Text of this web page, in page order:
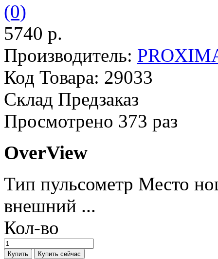
(0)
5740 р.
Производитель:
Код Товара: 29033
Склад Предзаказ
Просмотрено 373 раз
OverView
Тип пульсометр Место
внешний ...
Кол-во